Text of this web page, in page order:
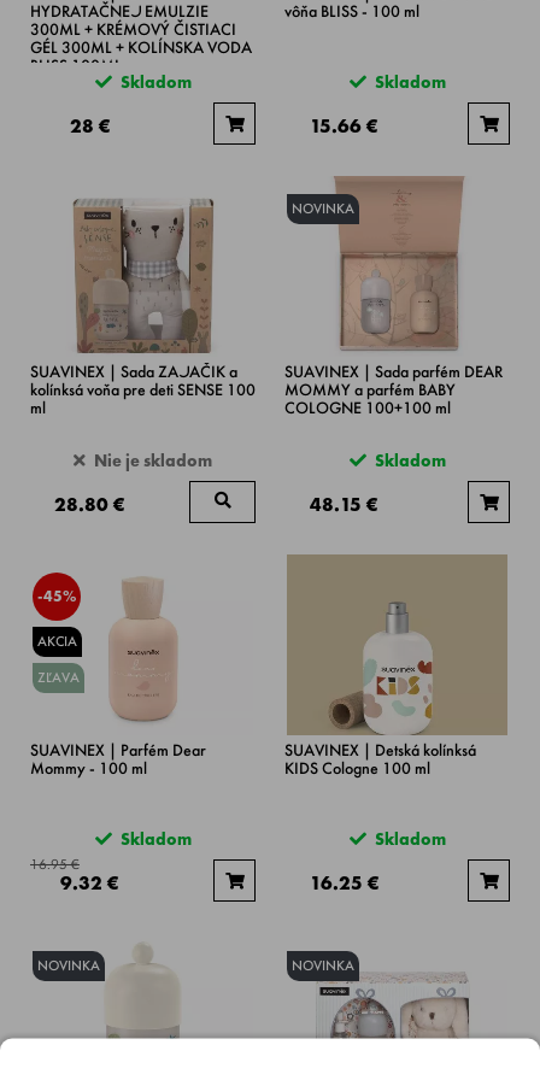
HYDRATAČNEJ EMULZIE
300ML + KRÉMOVÝ ČISTIACI
GÉL 300ML + KOLÍNSKA VODA
BLISS 100ML
Skladom
28 €
vôňa BLISS - 100 ml
Skladom
15.66 €
SUAVINEX | Sada ZAJAČIK a
kolínksá voňa pre deti SENSE 100
ml
Nie je skladom
28.80 €
NOVINKA
SUAVINEX | Sada parfém DEAR
MOMMY a parfém BABY
COLOGNE 100+100 ml
Skladom
48.15 €
-45%
AKCIA
ZĽAVA
SUAVINEX | Parfém Dear
Mommy - 100 ml
Skladom
16.95 €
9.32 €
SUAVINEX | Detská kolínksá
KIDS Cologne 100 ml
Skladom
16.25 €
NOVINKA NOVINKA